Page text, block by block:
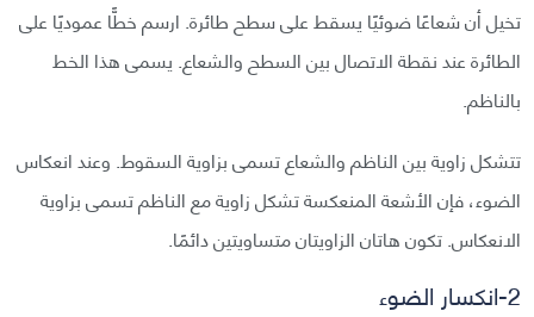
تخيل أن شعاعًا ضوئيًا يسقط على سطح طائرة. ارسم خطًّا عموديًا على
الطائرة عند نقطة الاتصال بين السطح والشعاع. يسمى هذا الخط
بالناظم.
تتشكل زاوية بين الناظم والشعاع تسمى بزاوية السقوط. وعند انعكاس
الضوء، فإن الأشعة المنعكسة تشكل زاوية مع الناظم تسمى بزاوية
الانعكاس. تكون هاتان الزاويتان متساويتين دائمًا.
2-انكسار الضوء